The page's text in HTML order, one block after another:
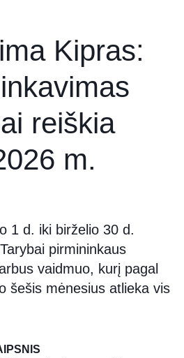
Kipras:
reiškia
m.
1 d. iki birželio 30 d.
pirmininkaus
vaidmuo, kurį pagal
šešis mėnesius atlieka vis